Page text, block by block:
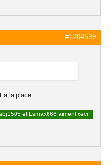
#1204539
a la place
et Esmax666 aiment ceci